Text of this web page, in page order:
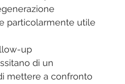
particolarmente utile
up
di un
mettere a confronto